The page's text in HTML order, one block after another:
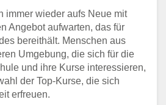
der Volkshochschule Recke
Alternative Angebote zum
VHS Programm 2026 in
immer wieder aufs Neue mit
Angebot aufwarten, das für
bereithält. Menschen aus
Umgebung, die sich für die
und ihre Kurse interessieren,
der Top-Kurse, die sich
erfreuen.